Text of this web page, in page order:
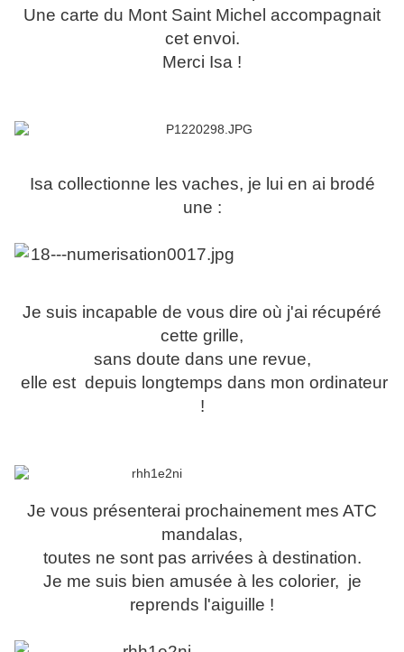
Une carte du Mont Saint Michel accompagnait
cet envoi.
Merci Isa !
Isa collectionne les vaches, je lui en ai brodé
une :
Je suis incapable de vous dire où j'ai récupéré
cette grille,
sans doute dans une revue,
elle est depuis longtemps dans mon ordinateur
!
Je vous présenterai prochainement mes ATC
mandalas,
toutes ne sont pas arrivées à destination.
Je me suis bien amusée à les colorier, je
reprends l'aiguille !